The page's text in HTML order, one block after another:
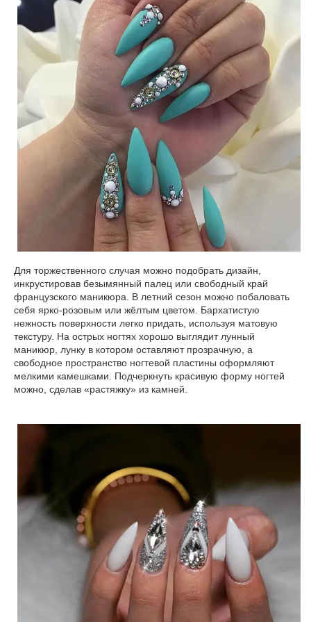
Для торжественного случая можно подобрать дизайн,
инкрустировав безымянный палец или свободный край
французского маникюра. В летний сезон можно побаловать
себя ярко-розовым или жёлтым цветом. Бархатистую
нежность поверхности легко придать, используя матовую
текстуру. На острых ногтях хорошо выглядит лунный
маникюр, лунку в котором оставляют прозрачную, а
свободное пространство ногтевой пластины оформляют
мелкими камешками. Подчеркнуть красивую форму ногтей
можно, сделав «растяжку» из камней.